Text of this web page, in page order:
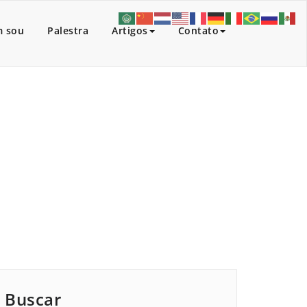
sou Palestra Artigos Contato
Buscar